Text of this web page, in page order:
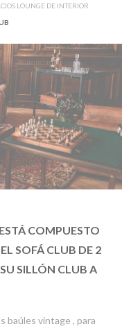
LOUNGE DE INTERIOR
COMPUESTO
SOFÁ CLUB DE 2
SILLÓN CLUB A
baúles vintage , para